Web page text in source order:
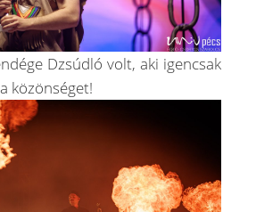
Dzsúdló volt, aki igencsak
közönséget!